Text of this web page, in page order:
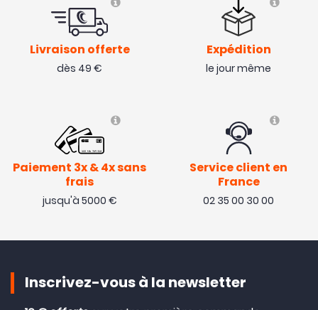
Livraison offerte
dès 49 €
Expédition
le jour même
Paiement 3x & 4x sans
frais
jusqu'à 5000 €
Service client en
France
02 35 00 30 00
Inscrivez-vous à la newsletter